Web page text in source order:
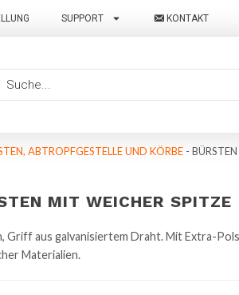
SUPPORT KONTAKT
ABTROPFGESTELLE UND KÖRBE -
MIT WEICHER SPITZE
Griff aus galvanisiertem Draht. Mit Extra-
Materialien.